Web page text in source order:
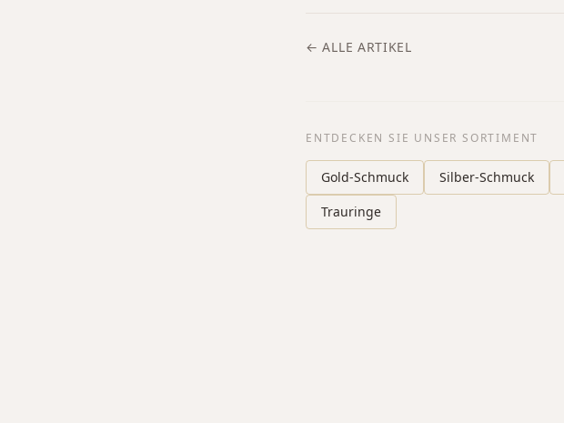
← ALLE ARTIKEL
ENTDECKEN SIE UNSER SORTIMENT
Gold-Schmuck Silber-Schmuck
Trauringe